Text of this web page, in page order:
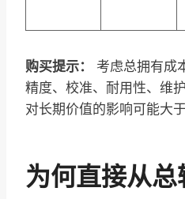
购买提示：
考虑总拥有成
精度、校准、耐用性、维
对长期价值的影响可能大
为何直接从